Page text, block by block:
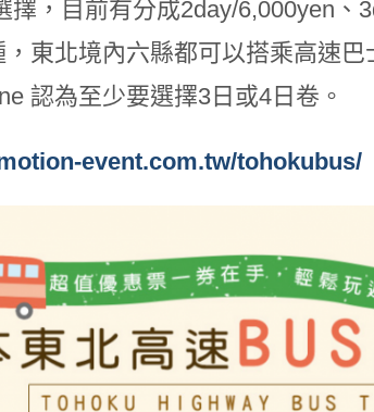
，目前有分成2day/6,000yen、
東北境內六縣都可以搭乘高速
認為至少要選擇3日或4日卷。
event.com.tw/tohokubus/